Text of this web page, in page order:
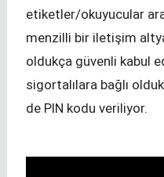
etiketler/okuyucular
menzilli bir iletişim
oldukça güvenli kabul
sigortalılara bağlı
de PIN kodu veriliyor.